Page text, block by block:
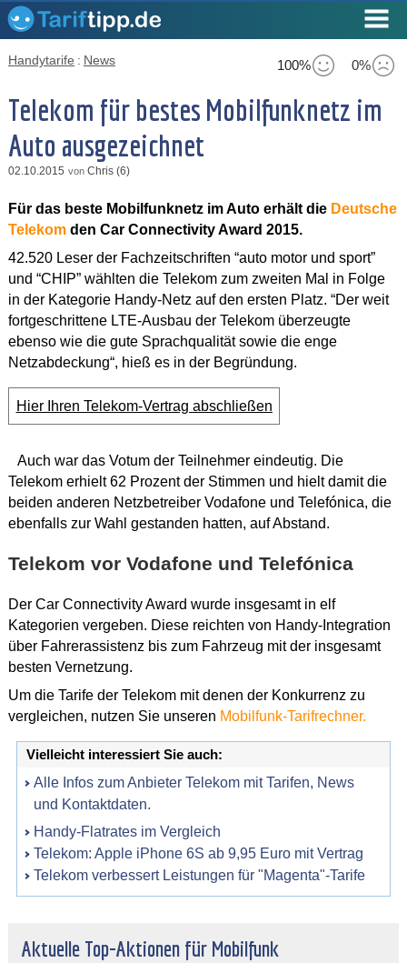
100% 0%
Handytarife : News
Telekom für bestes Mobilfunknetz im
Auto ausgezeichnet
02.10.2015 von Chris (6)
Für das beste Mobilfunknetz im Auto erhält die Deutsche
Telekomden Car Connectivity Award 2015.
42.520 Leser der Fachzeitschriften “auto motor und sport”
und “CHIP” wählten die Telekom zum zweiten Mal in Folge
in der Kategorie Handy-Netz auf den ersten Platz. “Der weit
fortgeschrittene LTE-Ausbau der Telekom überzeugte
ebenso wie die gute Sprachqualität sowie die enge
Netzabdeckung“, hieß es in der Begründung.
Hier Ihren Telekom-Vertrag abschließen
Auch war das Votum der Teilnehmer eindeutig. Die
Telekom erhielt 62 Prozent der Stimmen und hielt damit die
beiden anderen Netzbetreiber Vodafone und Telefónica, die
ebenfalls zur Wahl gestanden hatten, auf Abstand.
Telekom vor Vodafone und Telefónica
Der Car Connectivity Award wurde insgesamt in elf
Kategorien vergeben. Diese reichten von Handy-Integration
über Fahrerassistenz bis zum Fahrzeug mit der insgesamt
besten Vernetzung.
Um die Tarife der Telekom mit denen der Konkurrenz zu
vergleichen, nutzen Sie unseren Mobilfunk-Tarifrechner.
Vielleicht interessiert Sie auch:
Alle Infos zum Anbieter Telekom mit Tarifen, News
und Kontaktdaten.
Handy-Flatrates im Vergleich
Telekom: Apple iPhone 6S ab 9,95 Euro mit Vertrag
Telekom verbessert Leistungen für "Magenta"-Tarife
Aktuelle Top-Aktionen für Mobilfunk